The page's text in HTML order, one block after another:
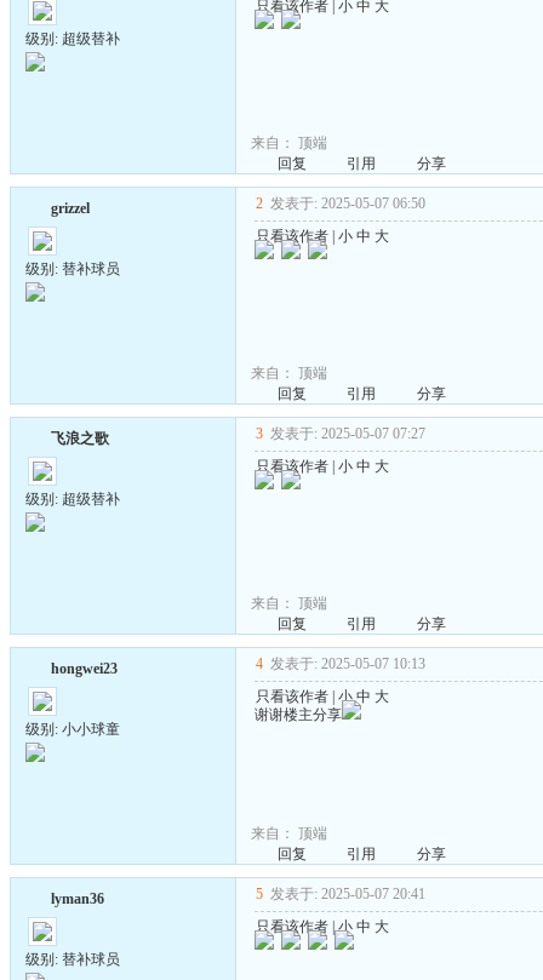
级别: 超级替补
只看该作者 小 中 大
来自： 顶端
回复
引用 分享
grizzel
级别: 替补球员
2 发表于: 2025-05-07 06:50
只看该作者 小 中 大
来自： 顶端
回复
引用 分享
飞浪之歌
级别: 超级替补
3 发表于: 2025-05-07 07:27
只看该作者 小 中 大
来自： 顶端
回复
引用 分享
hongwei23
级别: 小小球童
4 发表于: 2025-05-07 10:13
只看该作者 小 中 大
谢谢楼主分享
来自： 顶端
回复
引用 分享
lyman36
级别: 替补球员
5 发表于: 2025-05-07 20:41
只看该作者 |小 中 大